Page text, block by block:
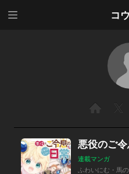
コ
悪役のご
連載マンガ
ふわいにむ・馬